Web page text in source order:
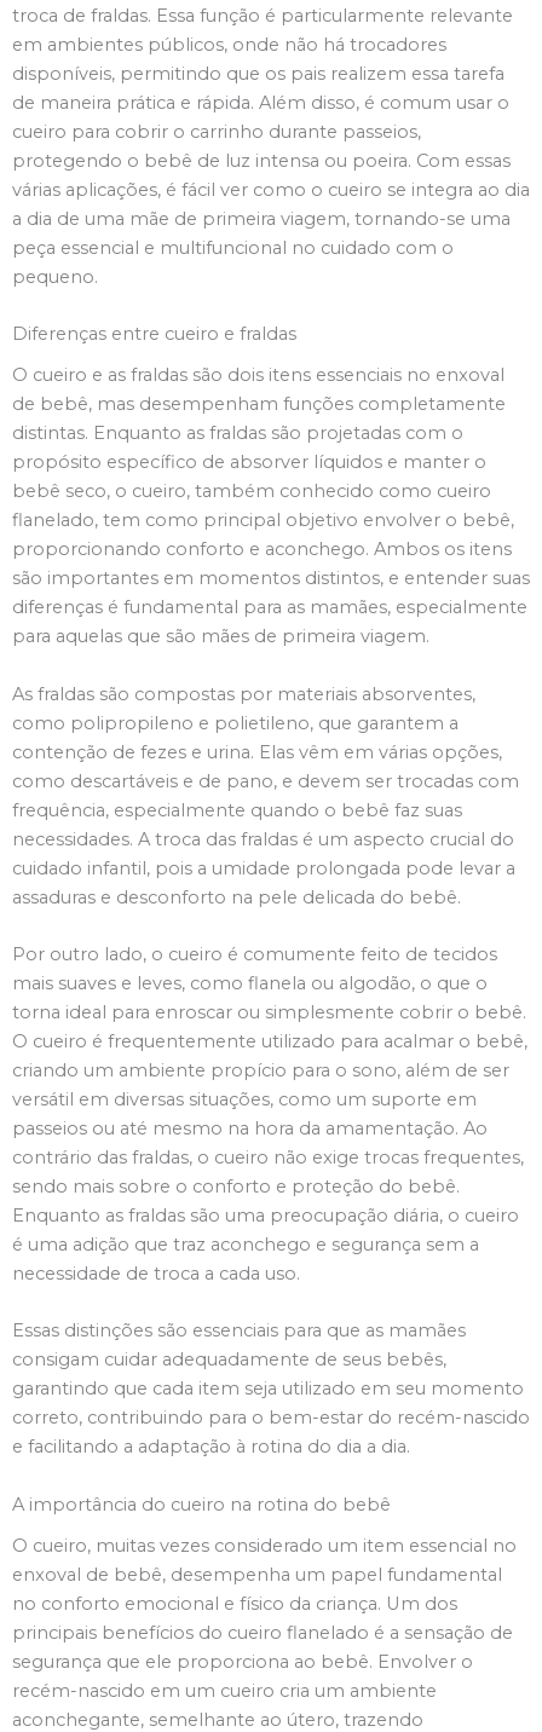
troca de fraldas. Essa função é particularmente relevante
em ambientes públicos, onde não há trocadores
disponíveis, permitindo que os pais realizem essa tarefa
de maneira prática e rápida. Além disso, é comum usar o
cueiro para cobrir o carrinho durante passeios,
protegendo o bebê de luz intensa ou poeira. Com essas
várias aplicações, é fácil ver como o cueiro se integra ao dia
a dia de uma mãe de primeira viagem, tornando-se uma
peça essencial e multifuncional no cuidado com o
pequeno.
Diferenças entre cueiro e fraldas
O cueiro e as fraldas são dois itens essenciais no enxoval
de bebê, mas desempenham funções completamente
distintas. Enquanto as fraldas são projetadas com o
propósito específico de absorver líquidos e manter o
bebê seco, o cueiro, também conhecido como cueiro
flanelado, tem como principal objetivo envolver o bebê,
proporcionando conforto e aconchego. Ambos os itens
são importantes em momentos distintos, e entender suas
diferenças é fundamental para as mamães, especialmente
para aquelas que são mães de primeira viagem.
As fraldas são compostas por materiais absorventes,
como polipropileno e polietileno, que garantem a
contenção de fezes e urina. Elas vêm em várias opções,
como descartáveis e de pano, e devem ser trocadas com
frequência, especialmente quando o bebê faz suas
necessidades. A troca das fraldas é um aspecto crucial do
cuidado infantil, pois a umidade prolongada pode levar a
assaduras e desconforto na pele delicada do bebê.
Por outro lado, o cueiro é comumente feito de tecidos
mais suaves e leves, como flanela ou algodão, o que o
torna ideal para enroscar ou simplesmente cobrir o bebê.
O cueiro é frequentemente utilizado para acalmar o bebê,
criando um ambiente propício para o sono, além de ser
versátil em diversas situações, como um suporte em
passeios ou até mesmo na hora da amamentação. Ao
contrário das fraldas, o cueiro não exige trocas frequentes,
sendo mais sobre o conforto e proteção do bebê.
Enquanto as fraldas são uma preocupação diária, o cueiro
é uma adição que traz aconchego e segurança sem a
necessidade de troca a cada uso.
Essas distinções são essenciais para que as mamães
consigam cuidar adequadamente de seus bebês,
garantindo que cada item seja utilizado em seu momento
correto, contribuindo para o bem-estar do recém-nascido
e facilitando a adaptação à rotina do dia a dia.
A importância do cueiro na rotina do bebê
O cueiro, muitas vezes considerado um item essencial no
enxoval de bebê, desempenha um papel fundamental
no conforto emocional e físico da criança. Um dos
principais benefícios do cueiro flanelado é a sensação de
segurança que ele proporciona ao bebê. Envolver o
recém-nascido em um cueiro cria um ambiente
aconchegante, semelhante ao útero, trazendo